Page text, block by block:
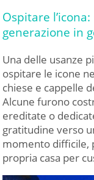
Ospitare
generazione in
Una delle usanze
ospitare le icone
chiese e cappelle
Alcune furono
ereditate o
gratitudine verso
momento difficile,
propria casa per